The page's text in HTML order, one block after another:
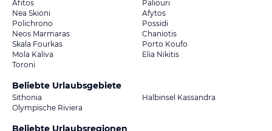
Afitos
Paliouri
Nea Skioni
Afytos
Polichrono
Possidi
Neos Marmaras
Chaniotis
Skala Fourkas
Porto Koufo
Mola Kaliva
Elia Nikitis
Toroni
Beliebte Urlaubsgebiete
Sithonia
Halbinsel Kassandra
Olympische Riviera
Beliebte Urlaubsregionen